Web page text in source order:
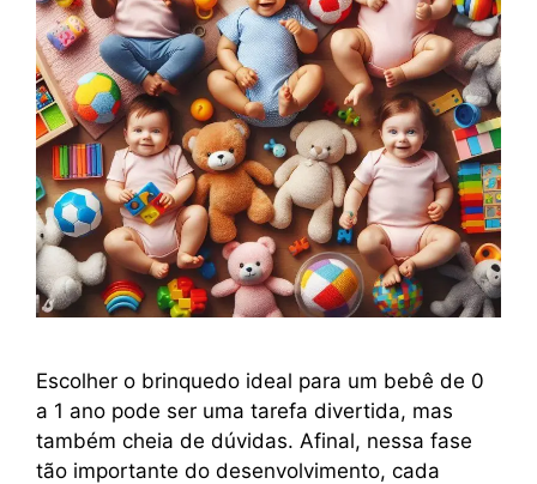
Escolher o brinquedo ideal para um bebê de 0
a 1 ano pode ser uma tarefa divertida, mas
também cheia de dúvidas. Afinal, nessa fase
tão importante do desenvolvimento, cada